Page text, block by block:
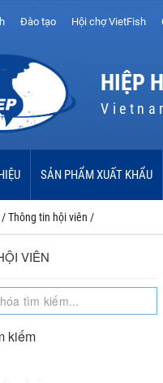
Đào tạo Hội chợ VietFish
HIỆP
SẢN PHẨM XUẤT KHẨU
/Thông tin hội viên /
VIÊN
kiếm